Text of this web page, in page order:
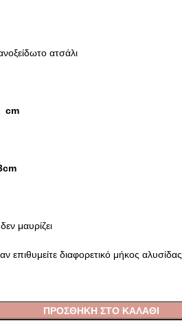
ατσάλι
cm
μαυρίζει
επιθυμείτε διαφορετικό μήκος αλυσίδας
ΠΡΟΣΘΉΚΗ ΣΤΟ ΚΑΛΆΘΙ